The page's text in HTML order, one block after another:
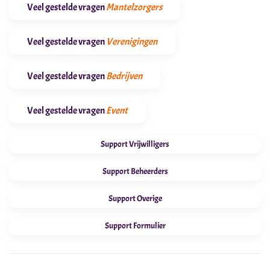
Veel gestelde vragenMantelzorgers
Veel gestelde vragen Verenigingen
Veel gestelde vragenBedrijven
Veel gestelde vragenEvent
Support Vrijwilligers
Support Beheerders
Support Overige
Support Formulier